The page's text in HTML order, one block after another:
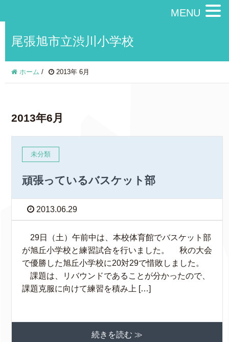
尾張旭市立渋川小学校
ホーム / 2013年 6月
2013年6月
未分類
頑張っているバスケット部
2013.06.29
29日（土）午前中は、本校体育館でバスケット部
が旭丘小学校と練習試合を行いました。 秋の大会
で優勝した旭丘小学校に20対29で惜敗しました。
課題は、リバウンドであることが分かったので、
課題克服に向けて練習を積み上 […]
続きを読む ≫
MENU